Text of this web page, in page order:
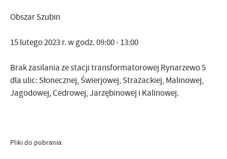
Obszar Szubin
15 lutego 2023 r. w godz. 09:00 - 13:00
Brak zasilania ze stacji transformatorowej Rynarzewo 5
dla ulic: Słonecznej, Świerjowej, Strażackiej, Malinowej,
Jagodowej, Cedrowej, Jarzębinowej i Kalinowej.
Pliki do pobrania: